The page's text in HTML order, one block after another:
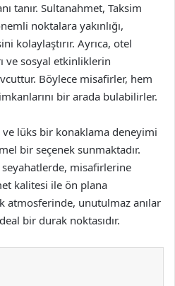
tanır. Sultanahmet, Taksim
noktalara yakınlığı,
kolaylaştırır. Ayrıca, otel
ve sosyal etkinliklerin
Böylece misafirler, hem
bir arada bulabilirler.
lüks bir konaklama deneyimi
bir seçenek sunmaktadır.
misafirlerine
kalitesi ile ön plana
atmosferinde, unutulmaz anılar
bir durak noktasıdır.